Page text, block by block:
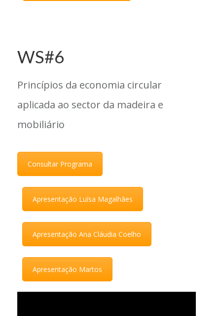
WS#6
Princípios da economia circular
aplicada ao sector da madeira e
mobiliário
Consultar Programa
Apresentação Luísa Magalhães
Apresentação Ana Cláudia Coelho
Apresentação Martos